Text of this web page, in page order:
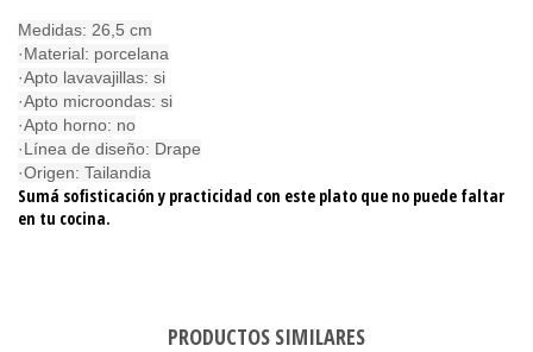
Medidas: 26,5 cm
·Material: porcelana
·Apto lavavajillas: si
·Apto microondas: si
·Apto horno: no
·Línea de diseño: Drape
·Origen: Tailandia
Sumá sofisticación y practicidad con este plato que no puede faltar
en tu cocina.
PRODUCTOS SIMILARES